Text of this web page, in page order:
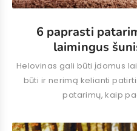
6 paprasti
laimingus
Helovinas gali būti įdomus
būti ir nerimą kelianti
patarimų, kaip